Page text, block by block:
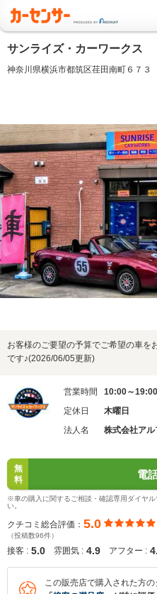
サンライズ・カーワークス
神奈川県横浜市都筑区荏田南町６７３
お客様のご要望の予算でご希望の車を
です♪(2026/06/05更新)
営業時間
10:00～19:00
定休日
木曜日
法人名
株式会社ア
無
料
電
※車の購入に関するご相談・確認専用ダイヤ
い。
クチコミ総合評価： 5.0
（投稿数96件）
接客 : 5.0 雰囲気 : 4.9 アフター :
この販売店で購入された方